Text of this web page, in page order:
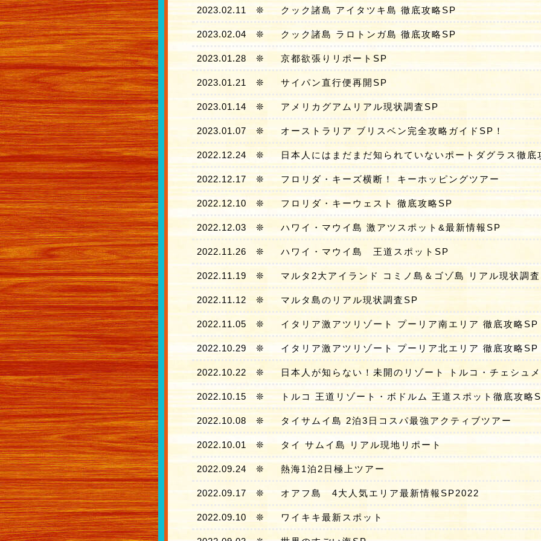
2023.02.11 ❊ クック諸島 アイタツキ島 徹底攻略SP
2023.02.04 ❊ クック諸島 ラロトンガ島 徹底攻略SP
2023.01.28 ❊ 京都欲張りリポートSP
2023.01.21 ❊ サイパン直行便再開SP
2023.01.14 ❊ アメリカグアムリアル現状調査SP
2023.01.07❊ オーストラリア ブリスベン完全攻略ガイドSP！
2022.12.24 ❊ 日本人にはまだまだ知られていないポートダグラス徹底
2022.12.17❊ フロリダ・キーズ横断！ キーホッピングツアー
2022.12.10 ❊ フロリダ・キーウェスト 徹底攻略SP
2022.12.03 ❊ ハワイ・マウイ島 激アツスポット&最新情報SP
2022.11.26 ❊ ハワイ・マウイ島 王道スポットSP
2022.11.19 ❊ マルタ2大アイランド コミノ島＆ゴゾ島 リアル現状調
2022.11.12 ❊ マルタ島のリアル現状調査SP
2022.11.05 ❊ イタリア激アツリゾート プーリア南エリア 徹底攻略SP
2022.10.29 ❊ イタリア激アツリゾート プーリア北エリア 徹底攻略SP
2022.10.22❊ 日本人が知らない！未開のリゾート トルコ・チェシュ
2022.10.15❊ トルコ 王道リゾート・ボドルム 王道スポット徹底攻略
2022.10.08 ❊ タイサムイ島 2泊3日コスパ最強アクティブツアー
2022.10.01❊ タイ サムイ島 リアル現地リポート
2022.09.24 ❊ 熱海1泊2日極上ツアー
2022.09.17 ❊ オアフ島 4大人気エリア最新情報SP2022
2022.09.10 ❊ ワイキキ最新スポット